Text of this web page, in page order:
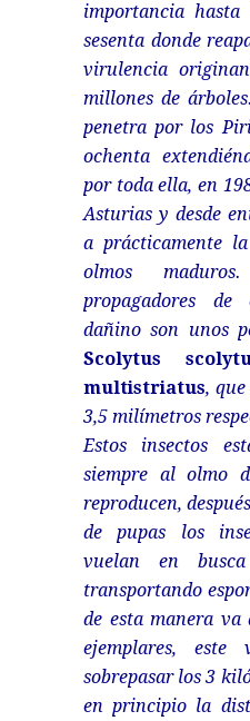
importancia
sesenta donde
virulencia
millones de
penetra por los
ochenta
por toda ella, en
Asturias y desde
a prácticamente
olmos
propagadores
dañino son unos
Scolytus
multistriatus,
3,5 milímetros
Estos insectos
siempre al olmo
reproducen,
de pupas los
vuelan en
transportando
de esta manera
ejemplares, este
sobrepasar los 3
en principio la